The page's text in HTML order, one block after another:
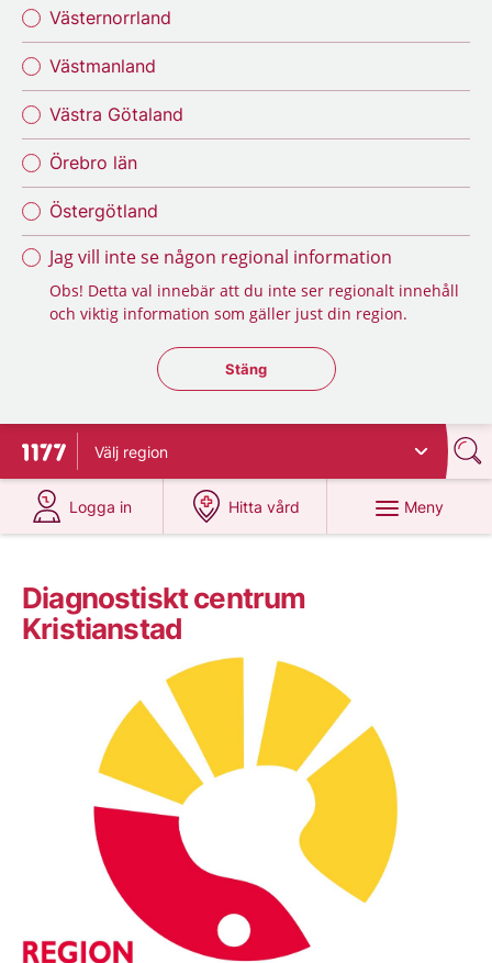
Västernorrland
Västmanland
Västra Götaland
Örebro län
Östergötland
Jag vill inte se någon regional information
Obs! Detta val innebär att du inte ser regionalt innehåll
och viktig information som gäller just din region.
Stäng regionsväljaren
Stäng
Till startsidan för 1177
Välj region
Logga in
på 1177.se
Hitta vård
på 1177.se
Meny
Diagnostiskt centrum
Kristianstad